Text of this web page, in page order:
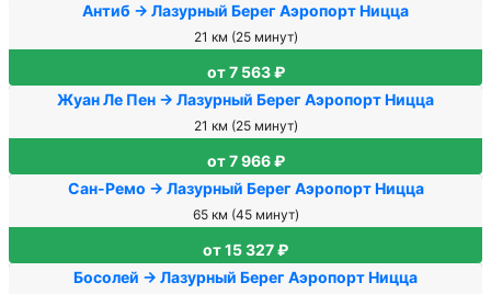
Антиб → Лазурный Берег Аэропорт Ницца
21 км (25 минут)
от 7 563 ₽
Жуан Ле Пен → Лазурный Берег Аэропорт Ницца
21 км (25 минут)
от 7 966 ₽
Сан-Ремо → Лазурный Берег Аэропорт Ницца
65 км (45 минут)
от 15 327 ₽
Босолей → Лазурный Берег Аэропорт Ницца